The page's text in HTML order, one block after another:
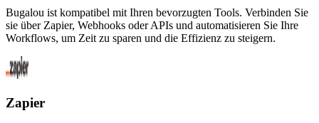
Bugalou ist kompatibel mit Ihren bevorzugten Tools. Verbinden Sie
sie über Zapier, Webhooks oder APIs und automatisieren Sie Ihre
Workflows, um Zeit zu sparen und die Effizienz zu steigern.
Zapier